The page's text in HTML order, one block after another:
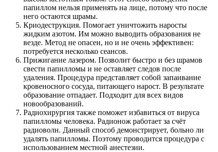
папиллом нельзя применять на лице, потому что после
него остаются шрамы.
Криодеструкция. Помогает уничтожить наросты
жидким азотом. Им можно выводить образования не
везде. Метод не опасен, но и не очень эффективен:
потребуется несколько сеансов.
Прижигание лазером. Позволит быстро и без шрамов
свести папилломы и не оставляет следов после
удаления. Процедура представляет собой запаивание
кровеносного сосуда, питающего нарост. В результате
образование отпадает. Подходит для всех видов
новообразований.
Радиохирургия также поможет избавиться от вируса
папилломы человека. Радионож работает за счёт
радиоволн. Данный способ демонстрирует, больно ли
удалять папилломы. Поэтому проводится процедура с
использованием местной анестезии.